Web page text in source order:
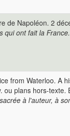
de Napoléon. 2
qui ont fait la France.
from Waterloo. A
ou plans hors-
à l'auteur, à